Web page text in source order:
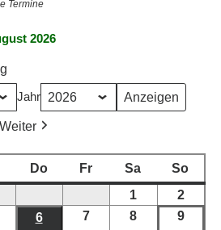
Termine
2026
Jahr
Weiter
Do Fr Sa
So
1
2
6 7 8 9